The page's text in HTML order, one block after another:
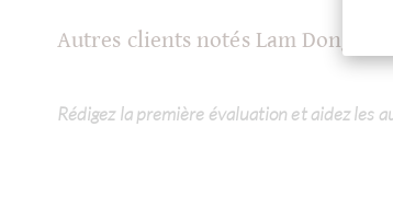
Autres clients notés Lam Dong
Rédigez la première évaluation et aidez les